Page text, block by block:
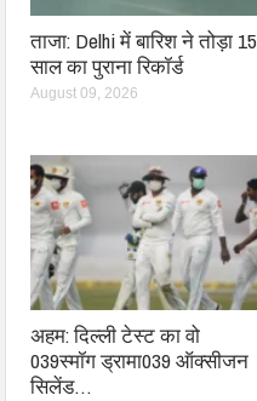
ताजा: Delhi में बारिश ने तोड़ा 15
साल का पुराना रिकॉर्ड
August 09, 2026
अहम: दिल्ली टेस्ट का वो
039स्मॉग ड्रामा039 ऑक्सीजन
सिलेंड…